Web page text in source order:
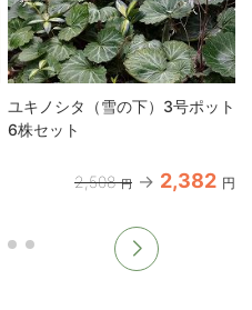
ユキノシタ（雪の下）3号ポット
6株セット
2,508 円 2,382 円